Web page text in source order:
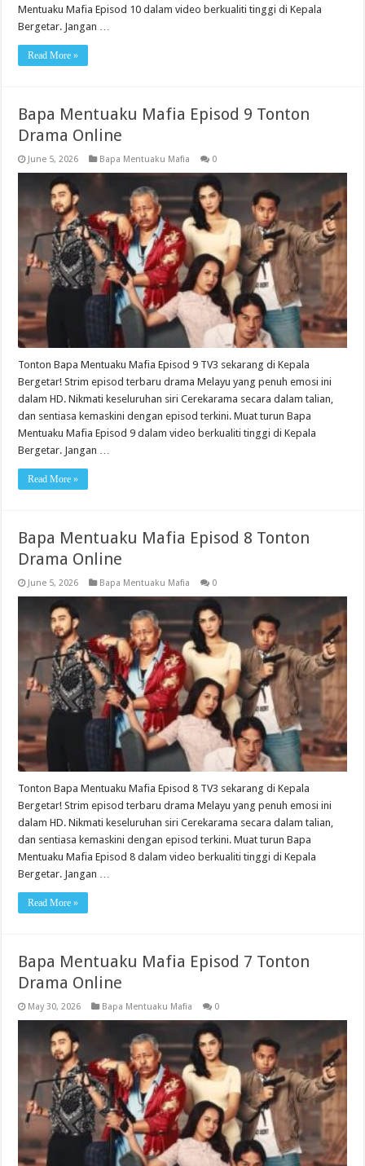
Mentuaku Mafia Episod 10 dalam video berkualiti tinggi di Kepala
Bergetar. Jangan …
Read More »
Bapa Mentuaku Mafia Episod 9 Tonton
Drama Online
June 5, 2026 Bapa Mentuaku Mafia 0
Tonton Bapa Mentuaku Mafia Episod 9 TV3 sekarang di Kepala
Bergetar! Strim episod terbaru drama Melayu yang penuh emosi ini
dalam HD. Nikmati keseluruhan siri Cerekarama secara dalam talian,
dan sentiasa kemaskini dengan episod terkini. Muat turun Bapa
Mentuaku Mafia Episod 9 dalam video berkualiti tinggi di Kepala
Bergetar. Jangan …
Read More »
Bapa Mentuaku Mafia Episod 8 Tonton
Drama Online
June 5, 2026 Bapa Mentuaku Mafia 0
Tonton Bapa Mentuaku Mafia Episod 8 TV3 sekarang di Kepala
Bergetar! Strim episod terbaru drama Melayu yang penuh emosi ini
dalam HD. Nikmati keseluruhan siri Cerekarama secara dalam talian,
dan sentiasa kemaskini dengan episod terkini. Muat turun Bapa
Mentuaku Mafia Episod 8 dalam video berkualiti tinggi di Kepala
Bergetar. Jangan …
Read More »
Bapa Mentuaku Mafia Episod 7 Tonton
Drama Online
May 30, 2026 Bapa Mentuaku Mafia 0